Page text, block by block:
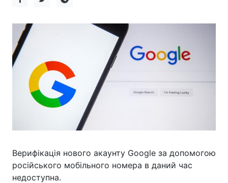
Верифікація нового акаунту Google за допомогою
російського мобільного номера в даний час
недоступна.